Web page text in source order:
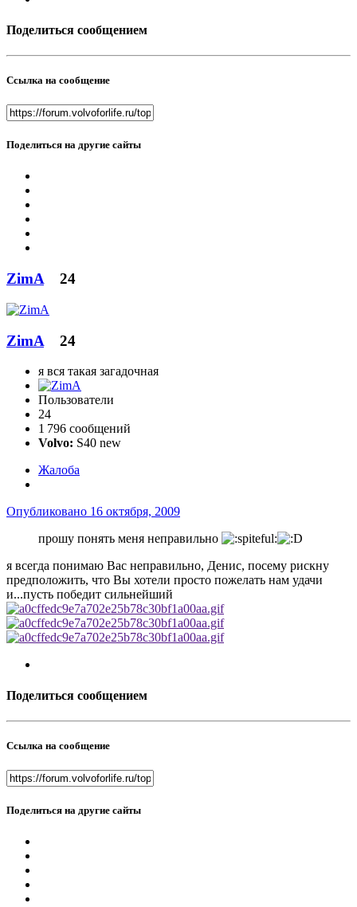
Поделиться сообщением
Ссылка на сообщение
Поделиться на другие сайты
ZimA 24
ZimA 24
я вся такая загадочная
Пользователи
24
1 796 сообщений
Volvo: S40 new
Жалоба
Опубликовано 16 октября, 2009
прошу понять меня неправильно
я всегда понимаю Вас неправильно, Денис, посему рискну
предположить, что Вы хотели просто пожелать нам удачи
и...пусть победит сильнейший
Поделиться сообщением
Ссылка на сообщение
Поделиться на другие сайты